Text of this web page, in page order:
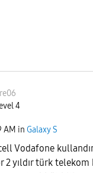
4
AM in Galaxy S
Vodafone
2 yıldır türk